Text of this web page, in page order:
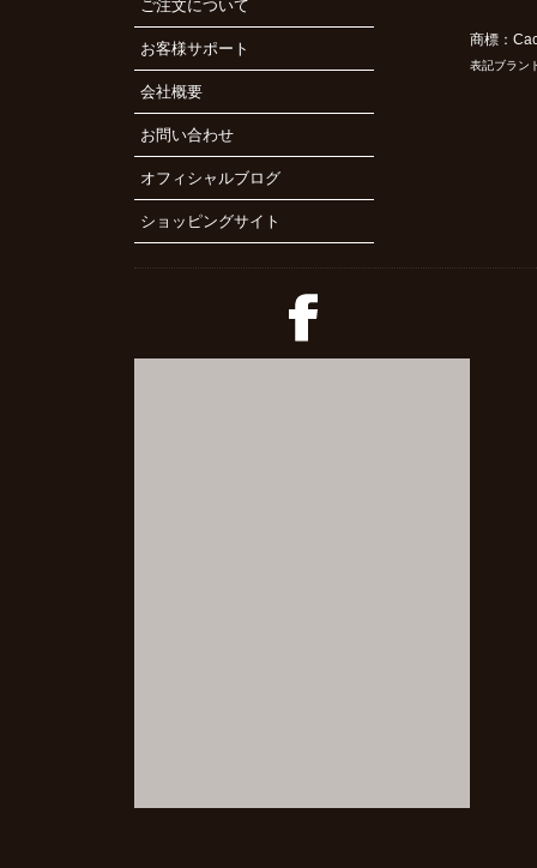
商標：
表記ブラン
ご注文について
お客様サポート
会社概要
お問い合わせ
オフィシャルブログ
ショッピングサイト